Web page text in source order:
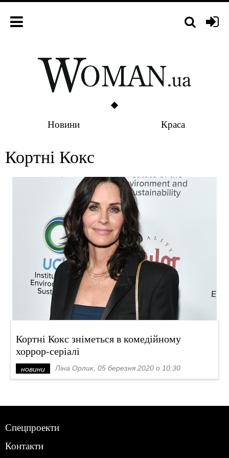
Новини Краса
Кортні Кокс
Кортні Кокс зніметься в комедійному
хоррор-серіалі
новини Ліна Орлик, 05 березня 2020 о 10:30
Спецпроекти
Контакти